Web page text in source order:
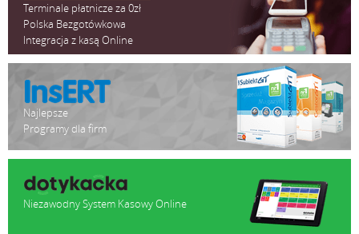
Terminale płatnicze za 0zł
Polska Bezgotówkowa
Integracja z kasą Online
Najlepsze
Programy dla firm
Niezawodny System Kasowy Online